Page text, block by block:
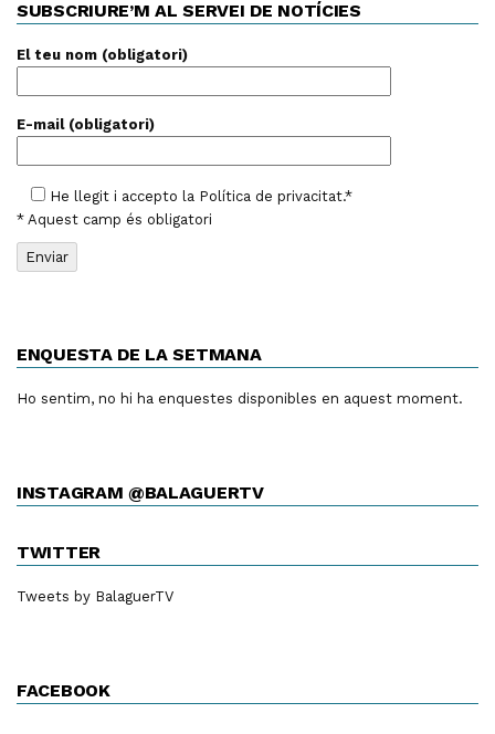
SUBSCRIURE’M AL SERVEI DE NOTÍCIES
El teu nom (obligatori)
E-mail (obligatori)
He llegit i accepto la Política de privacitat.*
* Aquest camp és obligatori
ENQUESTA DE LA SETMANA
Ho sentim, no hi ha enquestes disponibles en aquest moment.
INSTAGRAM @BALAGUERTV
TWITTER
Tweets by BalaguerTV
FACEBOOK